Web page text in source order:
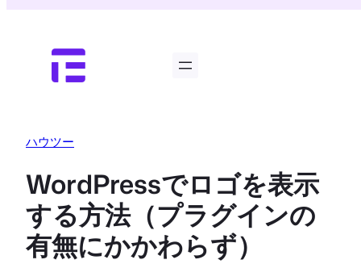
ハウツー
WordPressでロゴを表示
する方法（プラグインの
有無にかかわらず）